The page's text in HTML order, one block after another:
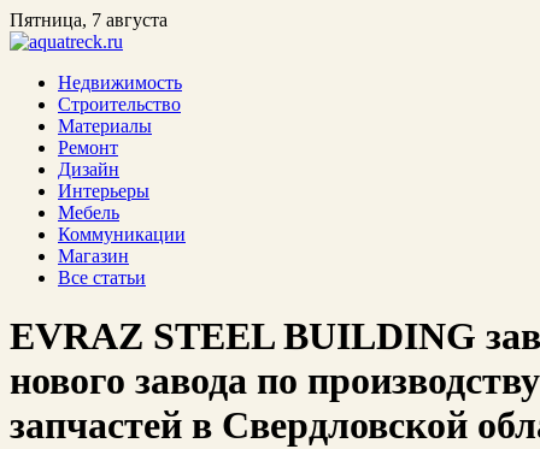
Пятница, 7 августа
Недвижимость
Строительство
Материалы
Ремонт
Дизайн
Интерьеры
Мебель
Коммуникации
Магазин
Все статьи
EVRAZ STEEL BUILDING
нового завода по
запчастей в Свердловской